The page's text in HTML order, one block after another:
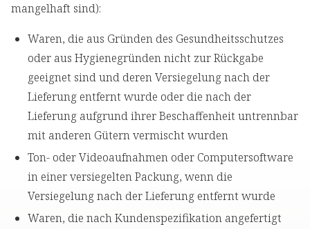
mangelhaft sind):
Waren, die aus Gründen des Gesundheitsschutzes
oder aus Hygienegründen nicht zur Rückgabe
geeignet sind und deren Versiegelung nach der
Lieferung entfernt wurde oder die nach der
Lieferung aufgrund ihrer Beschaffenheit untrennbar
mit anderen Gütern vermischt wurden
Ton- oder Videoaufnahmen oder Computersoftware
in einer versiegelten Packung, wenn die
Versiegelung nach der Lieferung entfernt wurde
Waren, die nach Kundenspezifikation angefertigt